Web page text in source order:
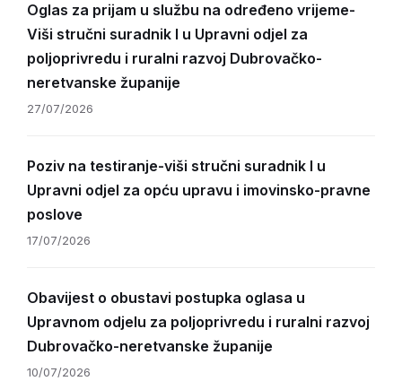
Oglas za prijam u službu na određeno vrijeme-
Viši stručni suradnik I u Upravni odjel za
poljoprivredu i ruralni razvoj Dubrovačko-
neretvanske županije
27/07/2026
Poziv na testiranje-viši stručni suradnik I u
Upravni odjel za opću upravu i imovinsko-pravne
poslove
17/07/2026
Obavijest o obustavi postupka oglasa u
Upravnom odjelu za poljoprivredu i ruralni razvoj
Dubrovačko-neretvanske županije
10/07/2026